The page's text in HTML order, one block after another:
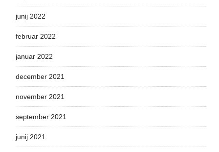
junij 2022
februar 2022
januar 2022
december 2021
november 2021
september 2021
junij 2021